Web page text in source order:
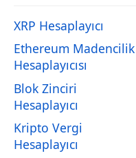
XRP Hesaplayıcı
Ethereum Madencilik
Hesaplayıcısı
Blok Zinciri
Hesaplayıcı
Kripto Vergi
Hesaplayıcı